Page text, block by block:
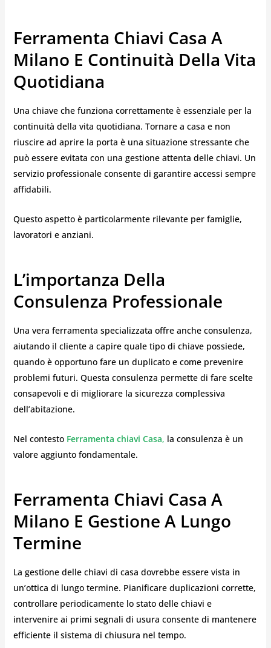
Ferramenta Chiavi Casa A
Milano E Continuità Della Vita
Quotidiana
Una chiave che funziona correttamente è essenziale per la
continuità della vita quotidiana. Tornare a casa e non
riuscire ad aprire la porta è una situazione stressante che
può essere evitata con una gestione attenta delle chiavi. Un
servizio professionale consente di garantire accessi sempre
affidabili.
Questo aspetto è particolarmente rilevante per famiglie,
lavoratori e anziani.
L’importanza Della
Consulenza Professionale
Una vera ferramenta specializzata offre anche consulenza,
aiutando il cliente a capire quale tipo di chiave possiede,
quando è opportuno fare un duplicato e come prevenire
problemi futuri. Questa consulenza permette di fare scelte
consapevoli e di migliorare la sicurezza complessiva
dell’abitazione.
Nel contesto Ferramenta chiavi Casa, la consulenza è un
valore aggiunto fondamentale.
Ferramenta Chiavi Casa A
Milano E Gestione A Lungo
Termine
La gestione delle chiavi di casa dovrebbe essere vista in
un’ottica di lungo termine. Pianificare duplicazioni corrette,
controllare periodicamente lo stato delle chiavi e
intervenire ai primi segnali di usura consente di mantenere
efficiente il sistema di chiusura nel tempo.